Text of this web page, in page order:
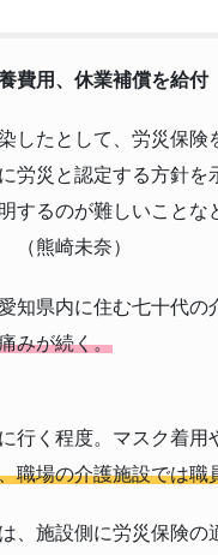
用、休業補償を給付
したとして、労災保
労災と認定する方針を
するのが難しいことな
（熊崎未奈）
知県内に住む七十代の
みが続く。
行く程度。マスク着用
職場の介護施設では
、施設側に労災保険